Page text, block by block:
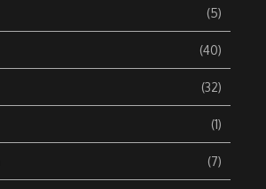
(5)
(40)
(32)
(1)
(7)